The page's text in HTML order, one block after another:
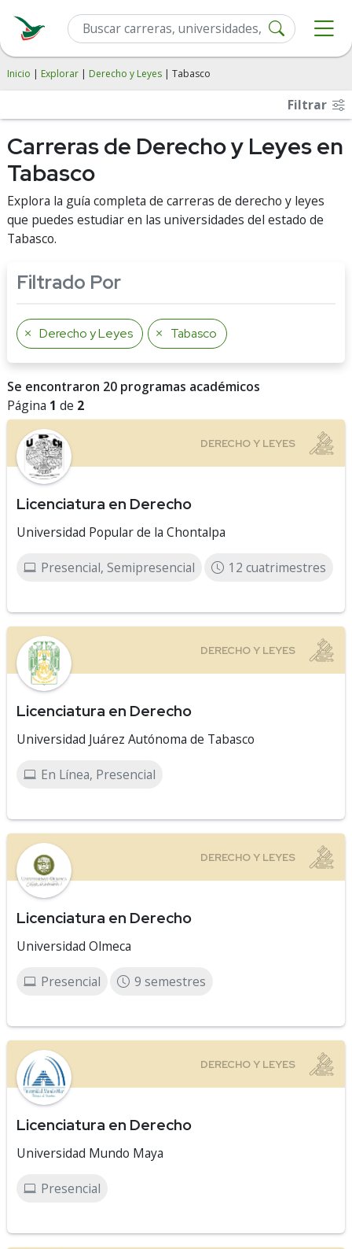
Inicio | Explorar | Derecho y Leyes | Tabasco
Filtrar
Carreras de Derecho y Leyes en
Tabasco
Explora la guía completa de carreras de derecho y leyes
que puedes estudiar en las universidades del estado de
Tabasco.
Filtrado Por
Derecho y Leyes Tabasco
Se encontraron 20 programas académicos
Página 1 de 2
Licenciatura en Derecho
Universidad Popular de la Chontalpa
Presencial, Semipresencial 12 cuatrimestres
Licenciatura en Derecho
Universidad Juárez Autónoma de Tabasco
En Línea, Presencial
Licenciatura en Derecho
Universidad Olmeca
Presencial 9 semestres
Licenciatura en Derecho
Universidad Mundo Maya
Presencial